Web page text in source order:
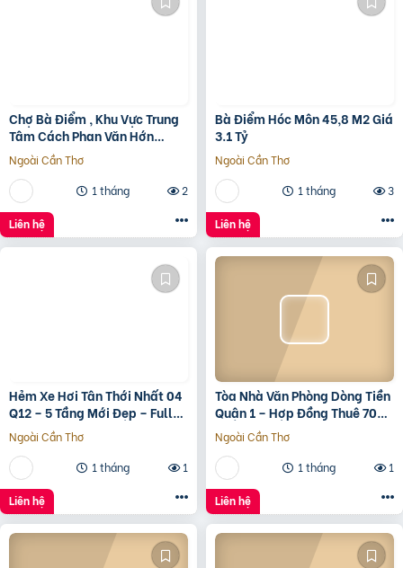
Chợ Bà Điểm , Khu Vực Trung
Tâm Cách Phan Văn Hớn
100m
Ngoài Cần Thơ
1 tháng
2
Liên hệ
Bà Điểm Hóc Môn 45,8 M2 Giá
3.1 Tỷ
Ngoài Cần Thơ
1 tháng
3
Liên hệ
Hẻm Xe Hơi Tân Thới Nhất 04
Q12 – 5 Tầng Mới Đẹp – Full
Nội Thất – Giá 7.3 Tỷ
Ngoài Cần Thơ
1 tháng
1
Liên hệ
Tòa Nhà Văn Phòng Dòng Tiền
Quận 1 – Hợp Đồng Thuê 700
Triệu/Tháng – 490 Tỷ
Ngoài Cần Thơ
1 tháng
1
Liên hệ